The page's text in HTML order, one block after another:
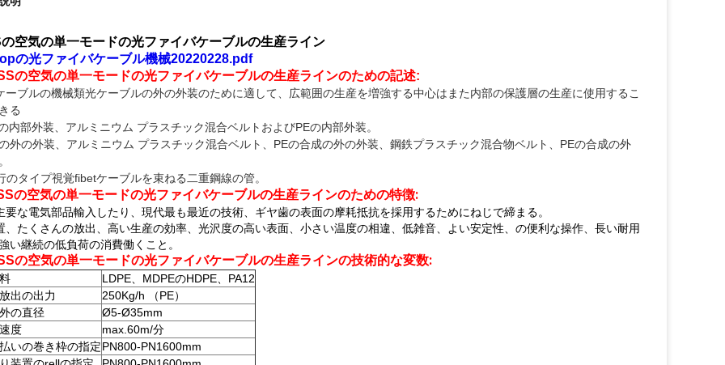
空気の単一モードの光ファイバケーブルの生産ライン
の光ファイバケーブル機械20220228.pdf
の空気の単一モードの光ファイバケーブルの生産ラインのための記述:
ーブルの機械類光ケーブルの外の外装のために適して、広範囲の生産を増強する中心はまた内部の保護層の生産に使用するこ
る
内部外装、アルミニウム プラスチック混合ベルトおよびPEの内部外装。
外の外装、アルミニウム プラスチック混合ベルト、PEの合成の外の外装、鋼鉄プラスチック混合物ベルト、PEの合成の外
のタイプ視覚fibetケーブルを束ねる二重鋼線の管。
の空気の単一モードの光ファイバケーブルの生産ラインのための特徴:
要な電気部品輸入したり、現代最も最近の技術、ギヤ歯の表面の摩耗抵抗を採用するためにねじで締まる。
、たくさんの放出、高い生産の効率、光沢度の高い表面、小さい温度の相違、低雑音、よい安定性、の便利な操作、長い耐用
い継続の低負荷の消費働くこと。
の空気の単一モードの光ファイバケーブルの生産ラインの技術的な変数:
LDPE、MDPEのHDPE、PA12
出の出力
250Kg/h （PE）
の直径
Ø5-Ø35mm
度
max.60m/分
いの巻き枠の指定PN800-PN1600mm